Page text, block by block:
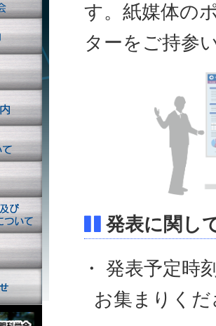
す。紙媒体の
ターをご持参
発表に関し
・ 発表予定時
お集まりく